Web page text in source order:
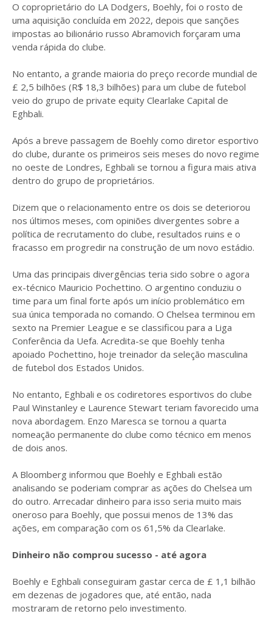
O coproprietário do LA Dodgers, Boehly, foi o rosto de
uma aquisição concluída em 2022, depois que sanções
impostas ao bilionário russo Abramovich forçaram uma
venda rápida do clube.
No entanto, a grande maioria do preço recorde mundial de
£ 2,5 bilhões (R$ 18,3 bilhões) para um clube de futebol
veio do grupo de private equity Clearlake Capital de
Eghbali.
Após a breve passagem de Boehly como diretor esportivo
do clube, durante os primeiros seis meses do novo regime
no oeste de Londres, Eghbali se tornou a figura mais ativa
dentro do grupo de proprietários.
Dizem que o relacionamento entre os dois se deteriorou
nos últimos meses, com opiniões divergentes sobre a
política de recrutamento do clube, resultados ruins e o
fracasso em progredir na construção de um novo estádio.
Uma das principais divergências teria sido sobre o agora
ex-técnico Mauricio Pochettino. O argentino conduziu o
time para um final forte após um início problemático em
sua única temporada no comando. O Chelsea terminou em
sexto na Premier League e se classificou para a Liga
Conferência da Uefa. Acredita-se que Boehly tenha
apoiado Pochettino, hoje treinador da seleção masculina
de futebol dos Estados Unidos.
No entanto, Eghbali e os codiretores esportivos do clube
Paul Winstanley e Laurence Stewart teriam favorecido uma
nova abordagem. Enzo Maresca se tornou a quarta
nomeação permanente do clube como técnico em menos
de dois anos.
A Bloomberg informou que Boehly e Eghbali estão
analisando se poderiam comprar as ações do Chelsea um
do outro. Arrecadar dinheiro para isso seria muito mais
oneroso para Boehly, que possui menos de 13% das
ações, em comparação com os 61,5% da Clearlake.
Dinheiro não comprou sucesso - até agora
Boehly e Eghbali conseguiram gastar cerca de £ 1,1 bilhão
em dezenas de jogadores que, até então, nada
mostraram de retorno pelo investimento.